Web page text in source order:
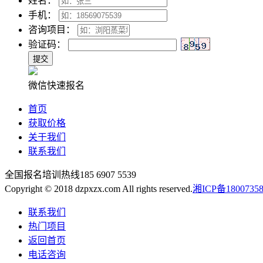
手机：
咨询项目：
验证码：
微信快速报名
首页
获取价格
关于我们
联系我们
全国报名培训热线185 6907 5539
Copyright © 2018 dzpxzx.com All rights reserved.湘ICP备
联系我们
热门项目
返回首页
电话咨询